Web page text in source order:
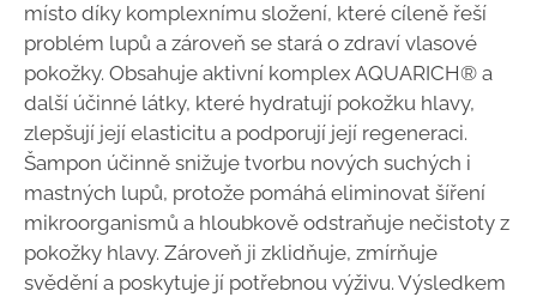
místo díky komplexnímu složení, které cíleně řeší
problém lupů a zároveň se stará o zdraví vlasové
pokožky. Obsahuje aktivní komplex AQUARICH® a
další účinné látky, které hydratují pokožku hlavy,
zlepšují její elasticitu a podporují její regeneraci.
Šampon účinně snižuje tvorbu nových suchých i
mastných lupů, protože pomáhá eliminovat šíření
mikroorganismů a hloubkově odstraňuje nečistoty z
pokožky hlavy. Zároveň ji zklidňuje, zmírňuje
svědění a poskytuje jí potřebnou výživu. Výsledkem